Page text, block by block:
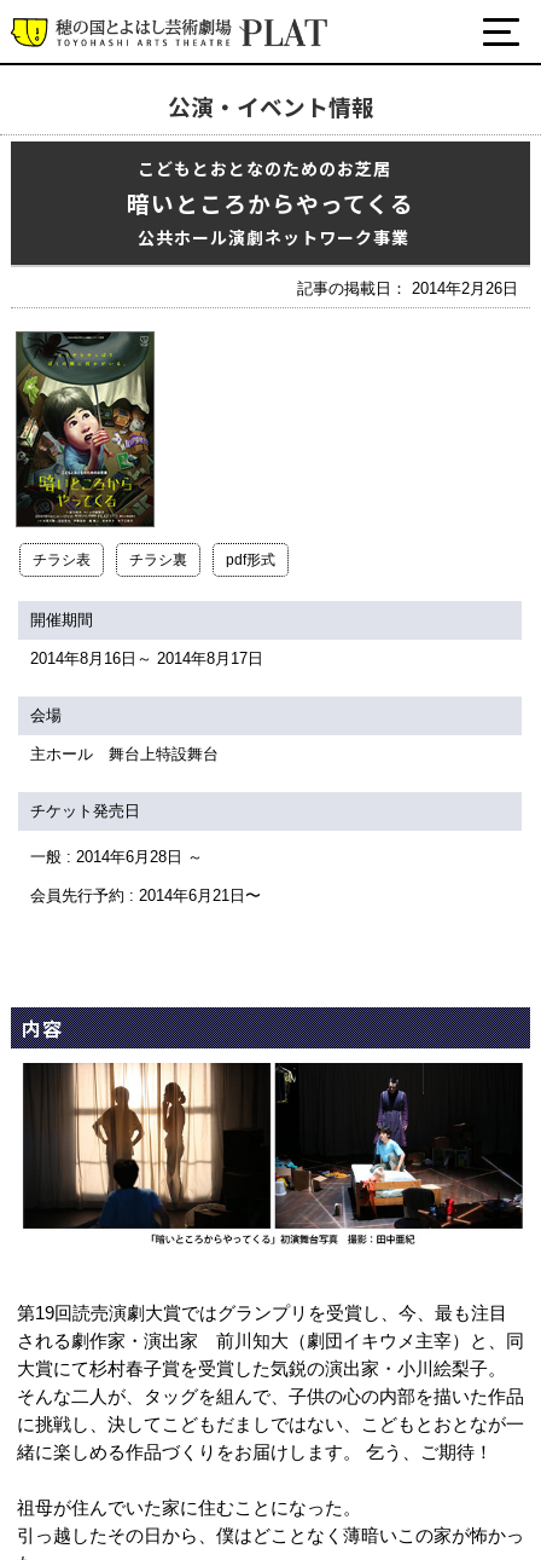
アクセシビリティ/
サービス
プラットニュース
サイトマップ
公演・イベント情報
こどもとおとなのためのお芝居
暗いところからやってくる
公共ホール演劇ネットワーク事業
記事の掲載日： 2014年2月26日
チラシ表 チラシ裏 pdf形式
開催期間
2014年8月16日～ 2014年8月17日
会場
主ホール 舞台上特設舞台
チケット発売日
一般 : 2014年6月28日 ～
会員先行予約 : 2014年6月21日〜
内容
第19回読売演劇大賞ではグランプリを受賞し、今、最も注目
される劇作家・演出家 前川知大（劇団イキウメ主宰）と、同
大賞にて杉村春子賞を受賞した気鋭の演出家・小川絵梨子。
そんな二人が、タッグを組んで、子供の心の内部を描いた作品
に挑戦し、決してこどもだましではない、こどもとおとなが一
緒に楽しめる作品づくりをお届けします。 乞う、ご期待！
祖母が住んでいた家に住むことになった。
引っ越したその日から、僕はどことなく薄暗いこの家が怖かっ
最新の公演・イベント情報
演劇・ダンス・音楽など
ワークショップ・講座
プラットについて
チケット・座席表・鑑賞サポートなど
施設の利用について
サポート
関連団体・施設